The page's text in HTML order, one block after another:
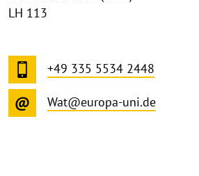
LH 113
+49 335 5534 2448
Wat@europa-uni.de